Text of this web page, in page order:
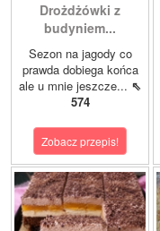
Drożdżówki z
budyniem...
Sezon na jagody co
prawda dobiega końca
ale u mnie jeszcze... ⇖
574
Zobacz przepis!